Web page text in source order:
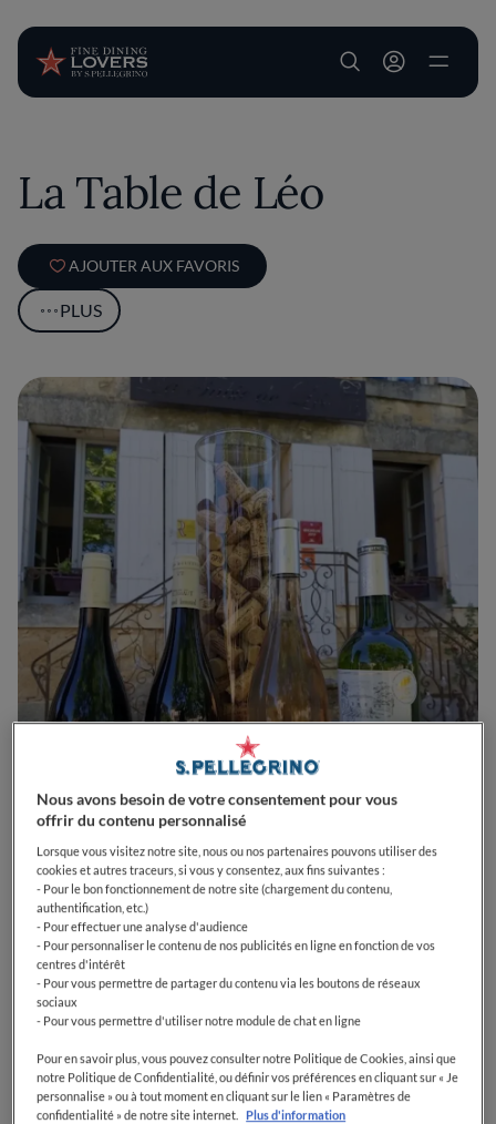
User account
La Table de Léo
AJOUTER AUX FAVORIS
PLUS
0 0 0 0 0
D2524440Saint-Avit-SénieurFrance
PRIX
VISIT WEBSITE
Nous avons besoin de votre consentement pour vous
offrir du contenu personnalisé
Lorsque vous visitez notre site, nous ou nos partenaires pouvons utiliser des
cookies et autres traceurs, si vous y consentez, aux fins suivantes :
- Pour le bon fonctionnement de notre site (chargement du contenu,
authentification, etc.)
- Pour effectuer une analyse d'audience
- Pour personnaliser le contenu de nos publicités en ligne en fonction de vos
centres d'intérêt
- Pour vous permettre de partager du contenu via les boutons de réseaux
sociaux
- Pour vous permettre d'utiliser notre module de chat en ligne
Pour en savoir plus, vous pouvez consulter notre Politique de Cookies, ainsi que
notre Politique de Confidentialité, ou définir vos préférences en cliquant sur « Je
personnalise » ou à tout moment en cliquant sur le lien « Paramètres de
confidentialité » de notre site internet.
Plus d'information